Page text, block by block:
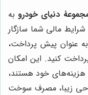
دنیای خودروبه
مالی شما سازگار
عنوان پیش پرداخت،
کنید. این امکان
هزینه‌های خود هستند،
207 به دلیل طراحی زیبا، مصرف سوخت